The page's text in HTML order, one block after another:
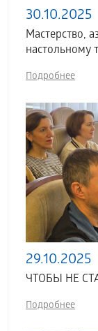
30.10.2025
Мастерство,
настольному
Подробнее
29.10.2025
ЧТОБЫ НЕ
Подробнее